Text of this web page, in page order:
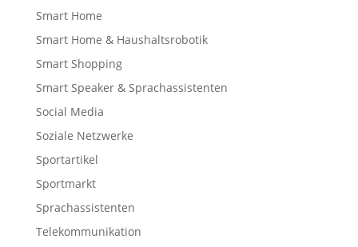
Smart Home
Smart Home & Haushaltsrobotik
Smart Shopping
Smart Speaker & Sprachassistenten
Social Media
Soziale Netzwerke
Sportartikel
Sportmarkt
Sprachassistenten
Telekommunikation